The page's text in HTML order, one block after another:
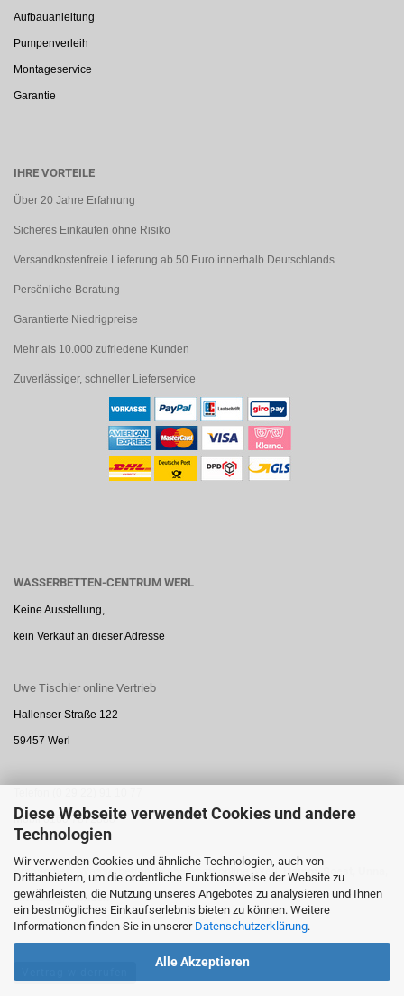
Diese Webseite verwendet Cookies und andere
Technologien
Wir verwenden Cookies und ähnliche Technologien, auch von
Drittanbietern, um die ordentliche Funktionsweise der Website zu
gewährleisten, die Nutzung unseres Angebotes zu analysieren und Ihnen
ein bestmögliches Einkaufserlebnis bieten zu können. Weitere
Informationen finden Sie in unserer Datenschutzerklärung.
Alle Akzeptieren
Aufbauanleitung
Pumpenverleih
Montageservice
Garantie
IHRE VORTEILE
Über 20 Jahre Erfahrung
Sicheres Einkaufen ohne Risiko
Versandkostenfreie Lieferung ab 50 Euro innerhalb Deutschlands
Persönliche Beratung
Garantierte Niedrigpreise
Mehr als 10.000 zufriedene Kunden
Zuverlässiger, schneller Lieferservice
WASSERBETTEN-CENTRUM WERL
Keine Ausstellung,
kein Verkauf an dieser Adresse
Uwe Tischler online Vertrieb
Hallenser Straße 122
59457 Werl
Mobil 0160 7872888
Wasserbett, Wasserbetten, Wasserbett online, Werl, Hamm,
Arnsberg, Menden